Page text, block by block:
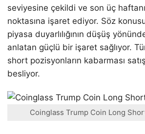
seviyesine çekildi ve son üç
noktasına işaret ediyor. Söz
piyasa duyarlılığının düşüş
anlatan güçlü bir işaret sağlıyor.
short pozisyonların kabarması
besliyor.
Coinglass Trump Coin Long